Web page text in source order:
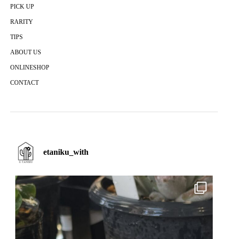
PICK UP
RARITY
TIPS
ABOUT US
ONLINESHOP
CONTACT
etaniku_with